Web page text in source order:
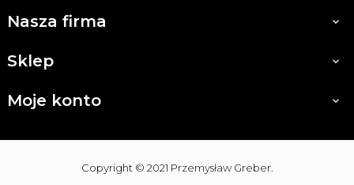
Nasza firma 
Sklep 
Moje konto 
Copyright © 2021 Przemysław Greber.